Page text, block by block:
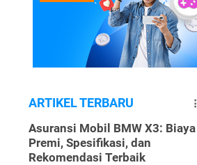
ARTIKEL TERBARU
Asuransi Mobil BMW X3: Biaya
Premi, Spesifikasi, dan
Rekomendasi Terbaik